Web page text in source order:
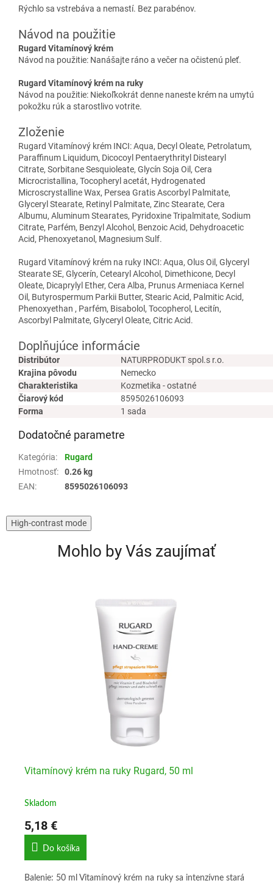
Rýchlo sa vstrebáva a nemastí. Bez parabénov.
Návod na použitie
Rugard Vitamínový krém
Návod na použitie: Nanášajte ráno a večer na očistenú pleť.
Rugard Vitamínový krém na ruky
Návod na použitie: Niekoľkokrát denne naneste krém na umytú
pokožku rúk a starostlivo votrite.
Zloženie
Rugard Vitamínový krém INCI: Aqua, Decyl Oleate, Petrolatum,
Paraffinum Liquidum, Dicocoyl Pentaerythrityl Distearyl
Citrate, Sorbitane Sesquioleate, Glycín Soja Oil, Cera
Microcristallina, Tocopheryl acetát, Hydrogenated
Microscrystalline Wax, Persea Gratis Ascorbyl Palmitate,
Glyceryl Stearate, Retinyl Palmitate, Zinc Stearate, Cera
Albumu, Aluminum Stearates, Pyridoxine Tripalmitate, Sodium
Citrate, Parfém, Benzyl Alcohol, Benzoic Acid, Dehydroacetic
Acid, Phenoxyetanol, Magnesium Sulf.
Rugard Vitamínový krém na ruky INCI: Aqua, Olus Oil, Glyceryl
Stearate SE, Glycerín, Cetearyl Alcohol, Dimethicone, Decyl
Oleate, Dicaprylyl Ether, Cera Alba, Prunus Armeniaca Kernel
Oil, Butyrospermum Parkii Butter, Stearic Acid, Palmitic Acid,
Phenoxyethan , Parfém, Bisabolol, Tocopherol, Lecitín,
Ascorbyl Palmitate, Glyceryl Oleate, Citric Acid.
Doplňujúce informácie
Distribútor
NATURPRODUKT spol.s r.o.
Krajina pôvodu
Nemecko
Charakteristika
Kozmetika - ostatné
Čiarový kód
8595026106093
Forma
1 sada
Dodatočné parametre
Kategória:
Rugard
Hmotnosť:
0.26 kg
EAN: 8595026106093
High-contrast mode
Mohlo by Vás zaujímať
Vitamínový krém na ruky Rugard, 50 ml
Skladom
5,18 €
Do košíka
Balenie: 50 ml Vitamínový krém na ruky sa intenzívne stará